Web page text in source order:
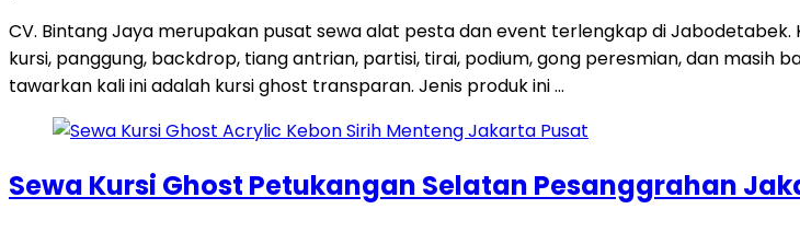
CV. Bintang Jaya merupakan pusat sewa alat pesta dan event terlengkap di
kursi, panggung, backdrop, tiang antrian, partisi, tirai, podium, gong peresmian, dan masih
tawarkan kali ini adalah kursi ghost transparan. Jenis produk ini …
Sewa Kursi Ghost Petukangan Selatan Pesanggrahan